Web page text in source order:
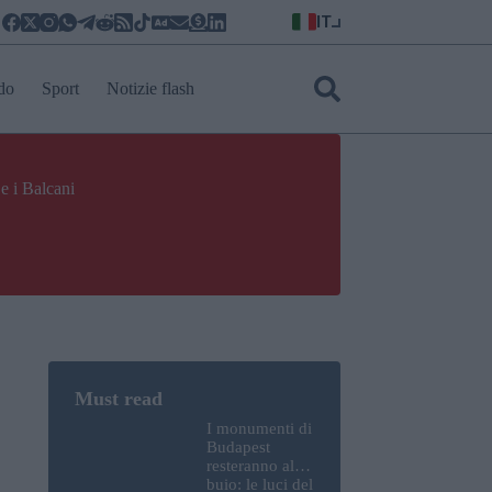
IT
Sport Notizie flash
i Balcani
I monumenti di
Budapest
resteranno al
buio: le luci del